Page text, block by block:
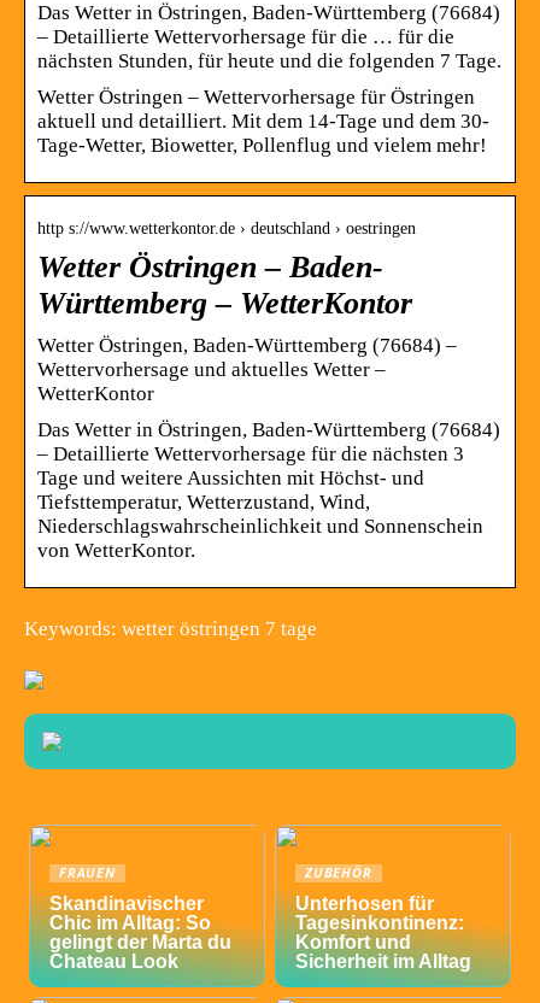
Das Wetter in Östringen, Baden-Württemberg (76684)
– Detaillierte Wettervorhersage für die … für die
nächsten Stunden, für heute und die folgenden 7 Tage.
Wetter Östringen – Wettervorhersage für Östringen
aktuell und detailliert. Mit dem 14-Tage und dem 30-
Tage-Wetter, Biowetter, Pollenflug und vielem mehr!
http s://www.wetterkontor.de › deutschland › oestringen
Wetter Östringen – Baden-
Württemberg – WetterKontor
Wetter Östringen, Baden-Württemberg (76684) –
Wettervorhersage und aktuelles Wetter –
WetterKontor
Das Wetter in Östringen, Baden-Württemberg (76684)
– Detaillierte Wettervorhersage für die nächsten 3
Tage und weitere Aussichten mit Höchst- und
Tiefsttemperatur, Wetterzustand, Wind,
Niederschlagswahrscheinlichkeit und Sonnenschein
von WetterKontor.
Keywords: wetter östringen 7 tage
FRAUEN
Skandinavischer
Chic im Alltag: So
gelingt der Marta du
Chateau Look
ZUBEHÖR
Unterhosen für
Tagesinkontinenz:
Komfort und
Sicherheit im Alltag